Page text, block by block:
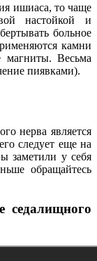
ишиаса, то чаще
настойкой и
больное
камни
магниты. Весьма
пиявками).
нерва является
следует еще на
заметили у себя
обращайтесь
седалищного